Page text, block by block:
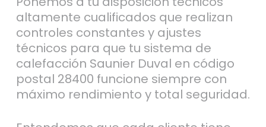
altamente cualificados que realizan
controles constantes y ajustes
técnicos para que tu sistema de
calefacción Saunier Duval en código
postal 28400 funcione siempre con
máximo rendimiento y total seguridad.